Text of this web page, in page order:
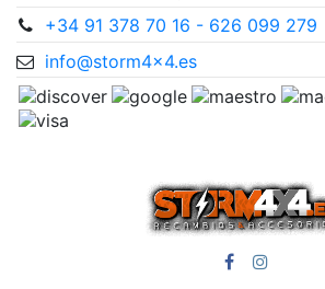
+34 91 378 70 16 - 626 099 279
info@storm4x4.es